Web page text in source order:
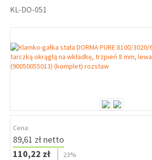
KL-DO-051
Cena:
89,61 zł netto
110,22 zł
23%